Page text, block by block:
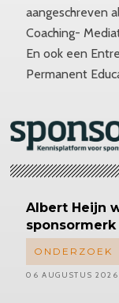
aangeschreven
Coaching-
En ook een
Permanent
Albert Heijn
sponsormerk
ONDERZOEK
06 AUGUSTUS 2026